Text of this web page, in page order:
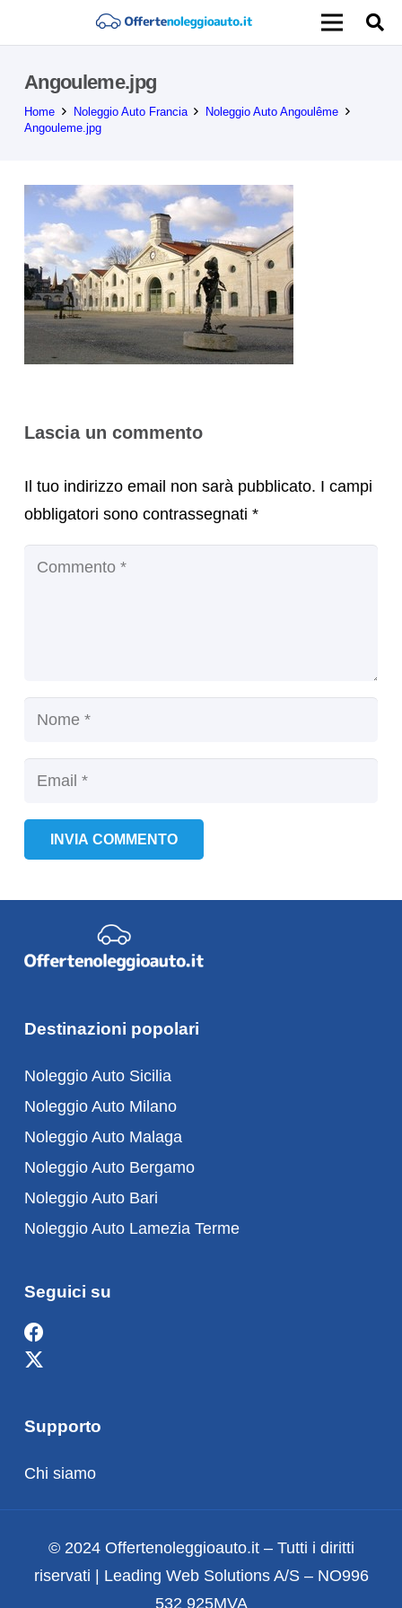
Angouleme.jpg
Home Noleggio Auto Francia
Noleggio Auto Angoulême
Angouleme.jpg
Lascia un commento
Il tuo indirizzo email non sarà pubblicato. I campi
obbligatori sono contrassegnati *
INVIA COMMENTO
Destinazioni popolari
Noleggio Auto Sicilia
Noleggio Auto Milano
Noleggio Auto Malaga
Noleggio Auto Bergamo
Noleggio Auto Bari
Noleggio Auto Lamezia Terme
Seguici su
Supporto
Chi siamo
© 2024 Offertenoleggioauto.it – Tutti i diritti
riservati | Leading Web Solutions A/S – NO996
532 925MVA